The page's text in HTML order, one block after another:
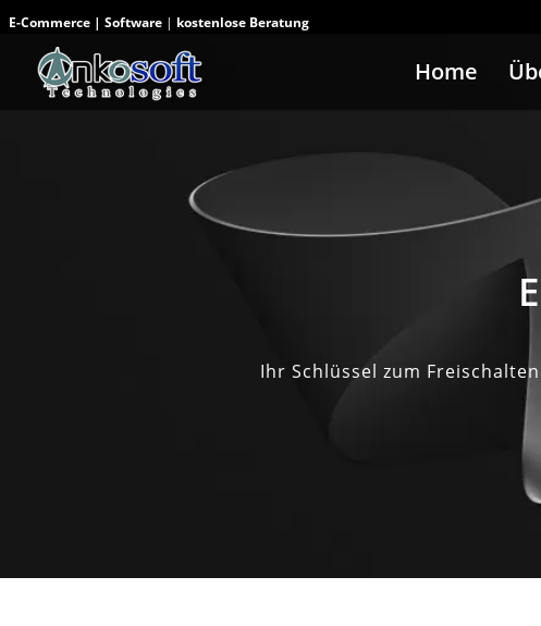
E-Commerce | Software | kostenlose Beratung
Home
Ihr Schlüssel zum